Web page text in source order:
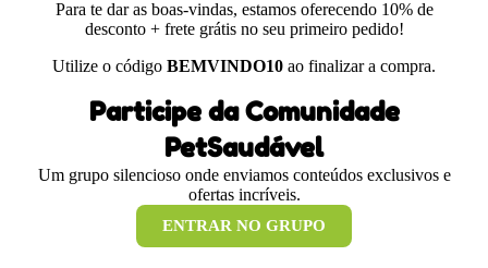
Para te dar as boas-vindas, estamos oferecendo 10% de
desconto + frete grátis no seu primeiro pedido!
Utilize o código BEMVINDO10 ao finalizar a compra.
Participe da Comunidade
PetSaudável
Um grupo silencioso onde enviamos conteúdos exclusivos e
ofertas incríveis.
ENTRAR NO GRUPO